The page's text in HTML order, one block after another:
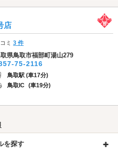
店
ミ3 件
県鳥取市福部町湯山279
75-2116
鳥取駅 (車17分)
鳥取IC (車19分)
を探す